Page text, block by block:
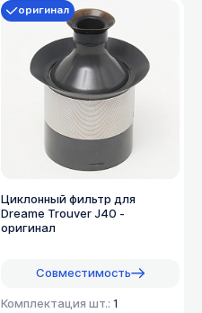
Циклонный фильтр для
Dreame Trouver J40 -
оригинал
Совместимость
Комплектация шт.: 1
оригинал